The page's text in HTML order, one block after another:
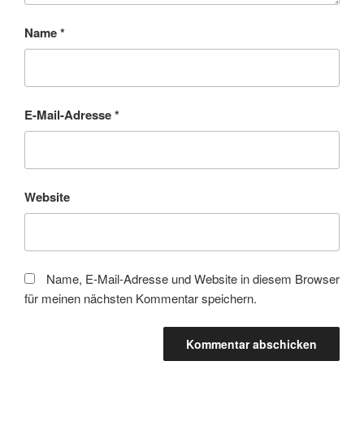
Name*
E-Mail-Adresse*
Website
Name, E-Mail-Adresse und Website in diesem Browser
für meinen nächsten Kommentar speichern.